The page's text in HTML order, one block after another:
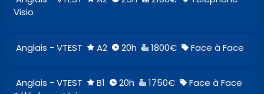
Visio
Anglais - VTEST A2 20h 1800€ Face à Face
Anglais - VTEST B1 20h 1750€
Face à Face